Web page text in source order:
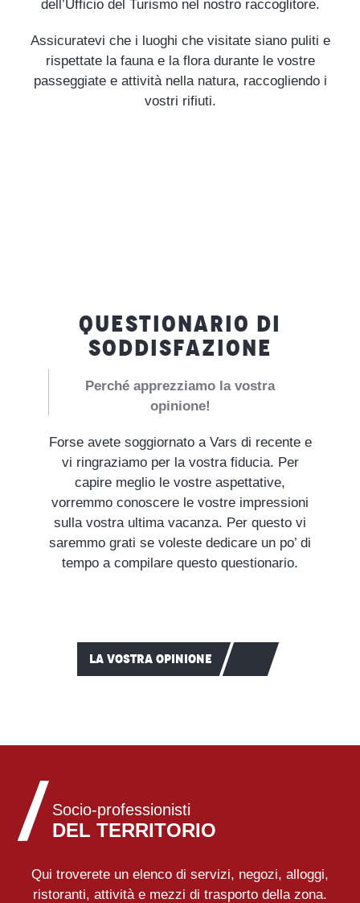
dell’Ufficio del Turismo nel nostro raccoglitore.
Assicuratevi che i luoghi che visitate siano puliti e
rispettate la fauna e la flora durante le vostre
passeggiate e attività nella natura, raccogliendo i
vostri rifiuti.
QUESTIONARIO DI
SODDISFAZIONE
Perché apprezziamo la vostra
opinione!
Forse avete soggiornato a Vars di recente e
vi ringraziamo per la vostra fiducia. Per
capire meglio le vostre aspettative,
vorremmo conoscere le vostre impressioni
sulla vostra ultima vacanza. Per questo vi
saremmo grati se voleste dedicare un po’ di
tempo a compilare questo questionario.
LA VOSTRA OPINIONE
Socio-professionisti
DEL TERRITORIO
Qui troverete un elenco di servizi, negozi, alloggi,
ristoranti, attività e mezzi di trasporto della zona.